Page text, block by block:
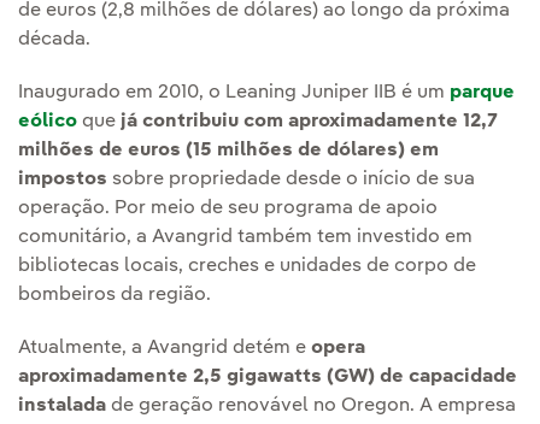
de euros (2,8 milhões de dólares) ao longo da próxima
década.
Inaugurado em 2010, o Leaning Juniper IIB é um parque
eólico que já contribuiu com aproximadamente 12,7
milhões de euros (15 milhões de dólares) em
impostos sobre propriedade desde o início de sua
operação. Por meio de seu programa de apoio
comunitário, a Avangrid também tem investido em
bibliotecas locais, creches e unidades de corpo de
bombeiros da região.
Atualmente, a Avangrid detém e opera
aproximadamente 2,5 gigawatts (GW) de capacidade
instalada de geração renovável no Oregon. A empresa